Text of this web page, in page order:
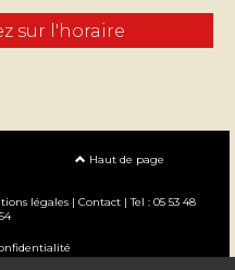
sur l'horaire
Haut de page
légales | Contact | Tel : 05 53 48